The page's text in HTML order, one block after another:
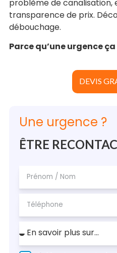
problème de canalisation,
transparence de prix.
débouchage.
Parce qu’une urgence
DEVIS
Une urgence ?
ÊTRE